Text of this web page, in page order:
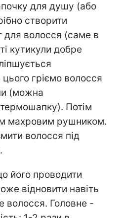
для душу (або
створити
для волосся (саме в
кутикули добре
гріємо волосся
(можна
Потім
махровим рушником.
волосся під
його проводити
відновити навіть
Головне -